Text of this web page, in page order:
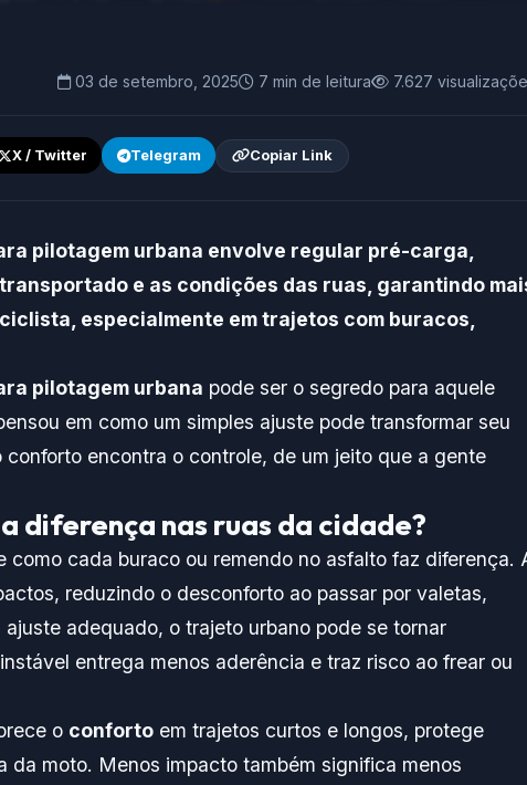
03 de setembro, 2025 7 min de leitura 7.627
X / Twitter Telegram Copiar Link
pilotagem urbana envolve regular pré-carga,
e as condições das ruas, garantindo
especialmente em trajetos com buracos,
pilotagem urbana pode ser o segredo para aquele
em como um simples ajuste pode transformar seu
encontra o controle, de um jeito que a gente
diferença nas ruas da cidade?
como cada buraco ou remendo no asfalto faz diferença.
reduzindo o desconforto ao passar por valetas,
adequado, o trajeto urbano pode se tornar
entrega menos aderência e traz risco ao frear ou
o confortoem trajetos curtos e longos, protege
da moto. Menos impacto também significa menos